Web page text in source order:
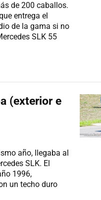
de 200 caballos.
entrega el
de la gama si no
SLK 55
(exterior e
año, llegaba al
SLK. El
1996,
un techo duro